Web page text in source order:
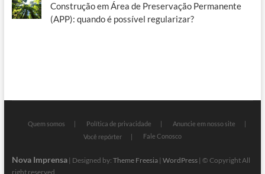
Construção em Área de Preservação Permanente
(APP): quando é possível regularizar?
Quem somos Política de privacidade
Anuncie em nosso site
Você repórter
Fale Conosco
Nova Imprensa| Designed by: Theme Freesia| WordPress| © Copyright All
right reserved